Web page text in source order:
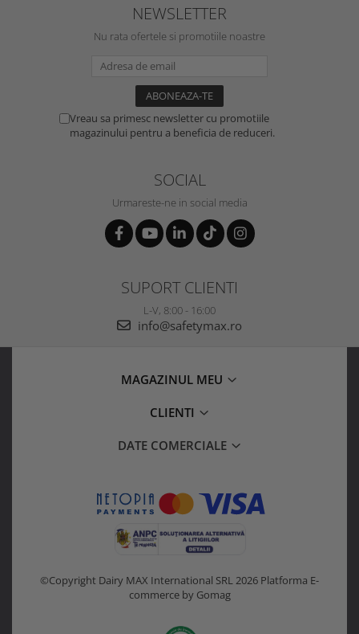
NEWSLETTER
Nu rata ofertele si promotiile noastre
Vreau sa primesc newsletter cu promotiile
magazinului pentru a beneficia de reduceri.
SOCIAL
Urmareste-ne in social media
SUPORT CLIENTI
L-V, 8:00 - 16:00
info@safetymax.ro
MAGAZINUL MEU
CLIENTI
DATE COMERCIALE
©Copyright Dairy MAX International SRL 2026 Platforma E-
commerce by Gomag